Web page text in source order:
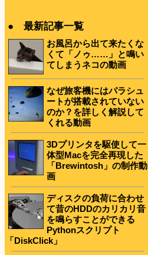
● 最新記事一覧
お風呂から出て来たくな
くて「ノゥ……」と鳴い
てしまうネコの動画
なぜ旅客機にはパラシュ
ートが搭載されていない
のか？を詳しく解説して
くれる動画
3Dプリンタを駆使して一
体型Macを完全再現した
「Brewintosh」の制作動
画
ディスクの負荷に合わせ
て昔のHDDのカリカリ音
を鳴らすことができる
Pythonスクリプト
「DiskClick」